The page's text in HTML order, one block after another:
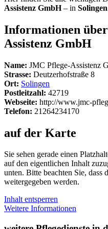
Assistenz GmbH– in Solingen
Informationen
Assistenz GmbH
Name: JMC Pflege-Assistenz
Strasse: Deutzerhofstraße 8
Ort: Solingen
Postleitzahl: 42719
Webseite: http://www.jmc-
Telefon: 21264234170
auf der Karte
Sie sehen gerade einen
auf den eigentlichen Inhalt
unten. Bitte beachten Sie, dass
weitergegeben werden.
Inhalt entsperren
Weitere Informationen